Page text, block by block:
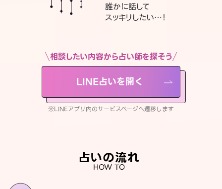
誰かに話して
スッキリしたい…！
相談したい内容から占い師を探そう
LINE占いを開く
※LINEアプリ内のサービスページへ遷移します
占いの流れ
HOW TO